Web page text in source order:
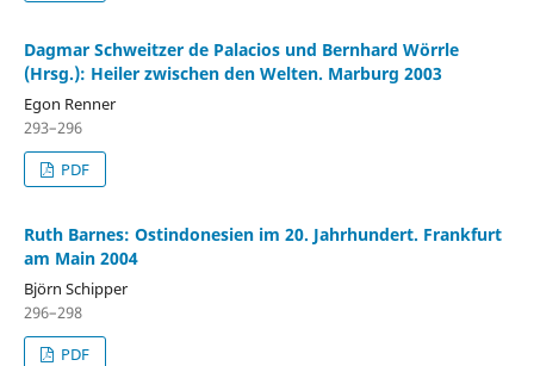
Dagmar Schweitzer de Palacios und Bernhard Wörrle
(Hrsg.): Heiler zwischen den Welten. Marburg 2003
Egon Renner
293–296
PDF
Ruth Barnes: Ostindonesien im 20. Jahrhundert. Frankfurt
am Main 2004
Björn Schipper
296–298
PDF